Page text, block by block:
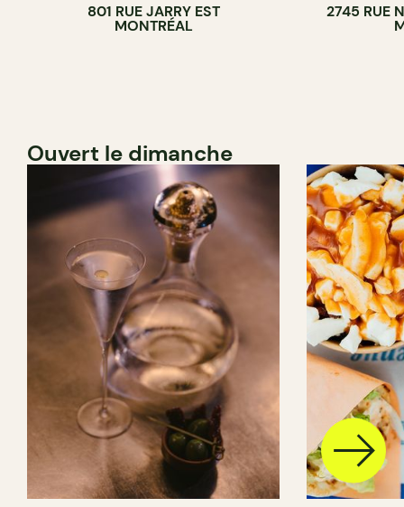
801 RUE JARRY EST
MONTRÉAL
2745 RUE
Ouvert le dimanche